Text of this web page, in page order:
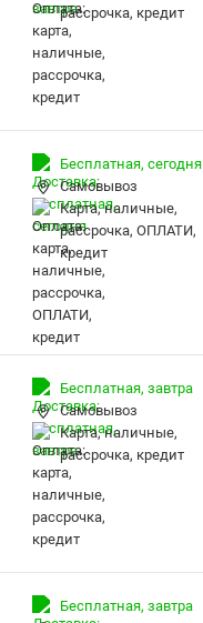
рассрочка, кредит
Бесплатная, сегодня
Самовывоз
карта, наличные,
рассрочка, ОПЛАТИ,
кредит
Бесплатная, завтра
Самовывоз
карта, наличные,
рассрочка, кредит
Бесплатная, завтра